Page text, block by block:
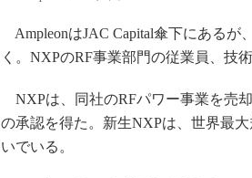
AmpleonはJAC Capital傘下にあるが
く。NXPのRF事業部門の従業員、技
NXPは、同社のRFパワー事業を売
の承認を得た。新生NXPは、世界最
いでいる。